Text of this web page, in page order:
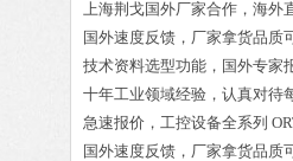
上海荆戈国外厂家合作，海外
国外速度反馈，厂家拿货品质
技术资料选型功能，国外专家
十年工业领域经验，认真对待
急速报价，工控设备全系列
国外速度反馈，厂家拿货品质